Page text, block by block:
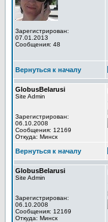
Зарегистрирован:
07.01.2013
Сообщения: 48
Вернуться к началу
GlobusBelarusi
Site Admin
Зарегистрирован:
06.10.2008
Сообщения: 12169
Откуда: Минск
Вернуться к началу
GlobusBelarusi
Site Admin
Зарегистрирован:
06.10.2008
Сообщения: 12169
Откуда: Минск